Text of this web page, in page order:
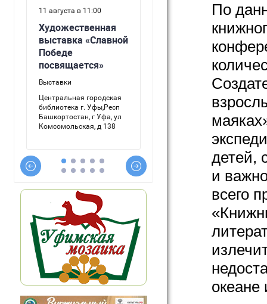
По
детей,
и
всего